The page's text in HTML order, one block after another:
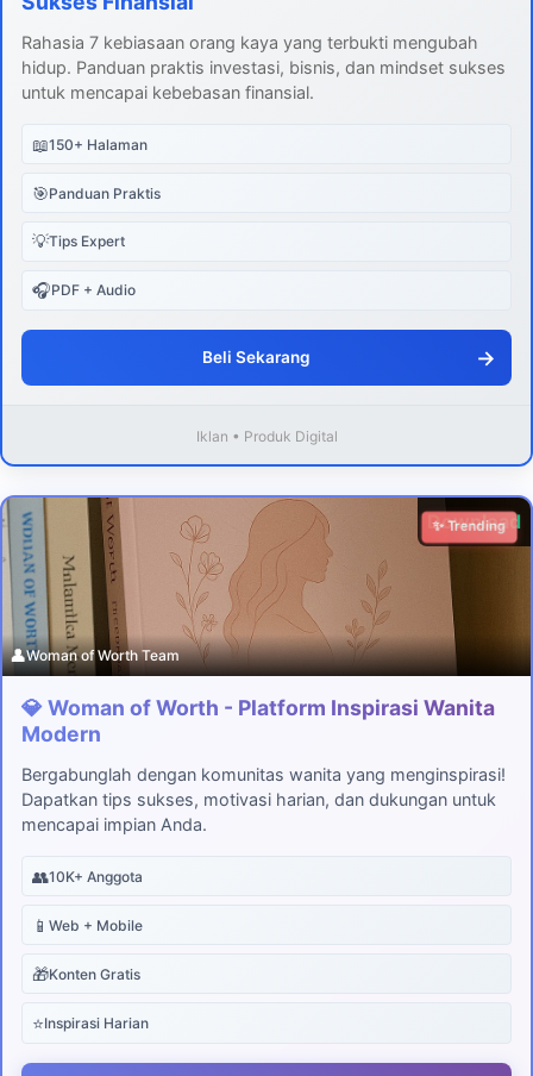
Rahasia 7 kebiasaan orang kaya yang terbukti mengubah
hidup. Panduan praktis investasi, bisnis, dan mindset sukses
untuk mencapai kebebasan finansial.
📖150+ Halaman
🎯Panduan Praktis
💡Tips Expert
🎧PDF + Audio
Beli Sekarang →
Iklan • Produk Digital
Download
✨ Trending
👤Woman of Worth Team
💎 Woman of Worth - Platform Inspirasi Wanita
Modern
Bergabunglah dengan komunitas wanita yang menginspirasi!
Dapatkan tips sukses, motivasi harian, dan dukungan untuk
mencapai impian Anda.
👥10K+ Anggota
📱 Web + Mobile
🎁Konten Gratis
⭐Inspirasi Harian